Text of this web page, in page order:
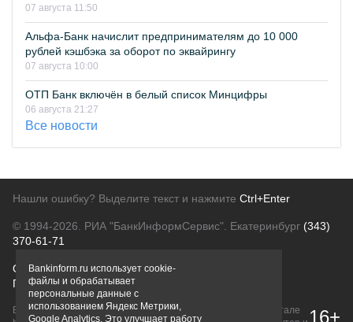
07 августа 11:50
Альфа-Банк начислит предпринимателям до 10 000
рублей кэшбэка за оборот по эквайрингу
07 августа 10:00
ОТП Банк включён в белый список Минцифры
06 августа 21:27
Все новости
Нашли ошибку? Выделите текст и нажмите Ctrl+Enter
© 1994-2026. РИА "БанкИнформСервис". Екатеринбург (343)
370-61-71
О проектеПолитика конфиденциальности
Правовая информацияДля рекламодателей
Вся информация о продуктах банков, размещенная на портале
16+
Bankinform.ru использует cookie-
файлы и обрабатывает
персональные данные с
использованием Яндекс Метрики,
Google Analytics. Это улучшает работу